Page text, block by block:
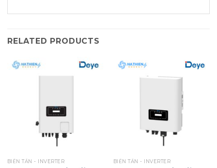
RELATED PRODUCTS
BIẾN TẦN - INVERTER BIẾN TẦN - INVERTER